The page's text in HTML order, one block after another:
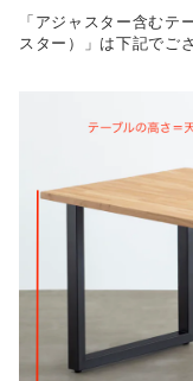
「アジャスター含むテ
スター）」は下記でご